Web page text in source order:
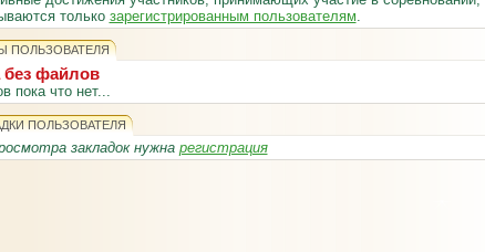
только зарегистрированным пользователям.
ПОЛЬЗОВАТЕЛЯ
без файлов
пока что нет...
ПОЛЬЗОВАТЕЛЯ
закладок нужна регистрация